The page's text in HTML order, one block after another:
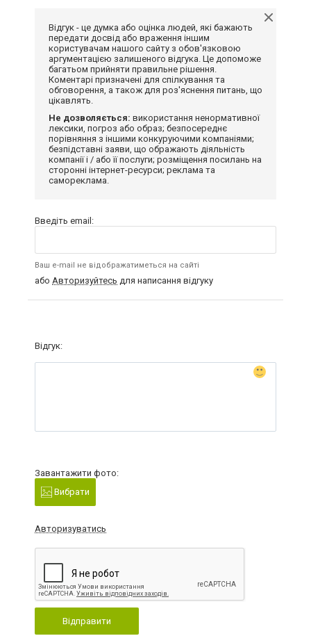
Відгук - це думка або оцінка людей, які бажають
передати досвід або враження іншим
користувачам нашого сайту з обов'язковою
аргументацією залишеного відгука. Це допоможе
багатьом прийняти правильне рішення.
Коментарі призначені для спілкування та
обговорення, а також для роз'яснення питань, що
цікавлять.
Не дозволяється: використання ненормативної
лексики, погроз або образ; безпосереднє
порівняння з іншими конкуруючими компаніями;
безпідставні заяви, що ображають діяльність
компанії і / або її послуги; розміщення посилань на
сторонні інтернет-ресурси; реклама та
самореклама.
Введіть email:
Ваш e-mail не відображатиметься на сайті
або Авторизуйтесь для написання відгуку
Відгук:
Завантажити фото:
Вибрати
Авторизуватись
Відправити